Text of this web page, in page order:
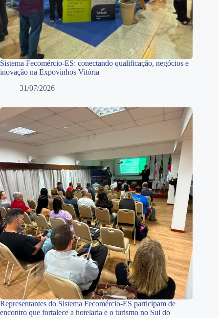
Sistema Fecomércio-ES: conectando qualificação, negócios e
inovação na Expovinhos Vitória
31/07/2026
Representantes do Sistema Fecomércio-ES participam de
encontro que fortalece a hotelaria e o turismo no Sul do